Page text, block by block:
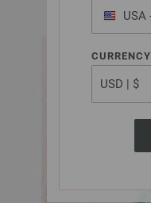
USA
of
CURRENCY